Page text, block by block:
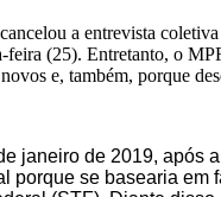
a entrevista
feira (25). Entretanto, o
e, também, porque
janeiro de 2019, após
porque se basearia em